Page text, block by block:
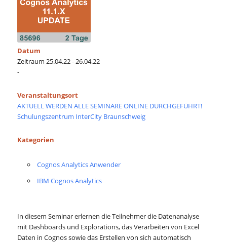
Datum
Zeitraum 25.04.22 - 26.04.22
-
Veranstaltungsort
AKTUELL WERDEN ALLE SEMINARE ONLINE DURCHGEFÜHRT!
Schulungszentrum InterCity Braunschweig
Kategorien
Cognos Analytics Anwender
IBM Cognos Analytics
In diesem Seminar erlernen die Teilnehmer die Datenanalyse
mit Dashboards und Explorations, das Verarbeiten von Excel
Daten in Cognos sowie das Erstellen von sich automatisch